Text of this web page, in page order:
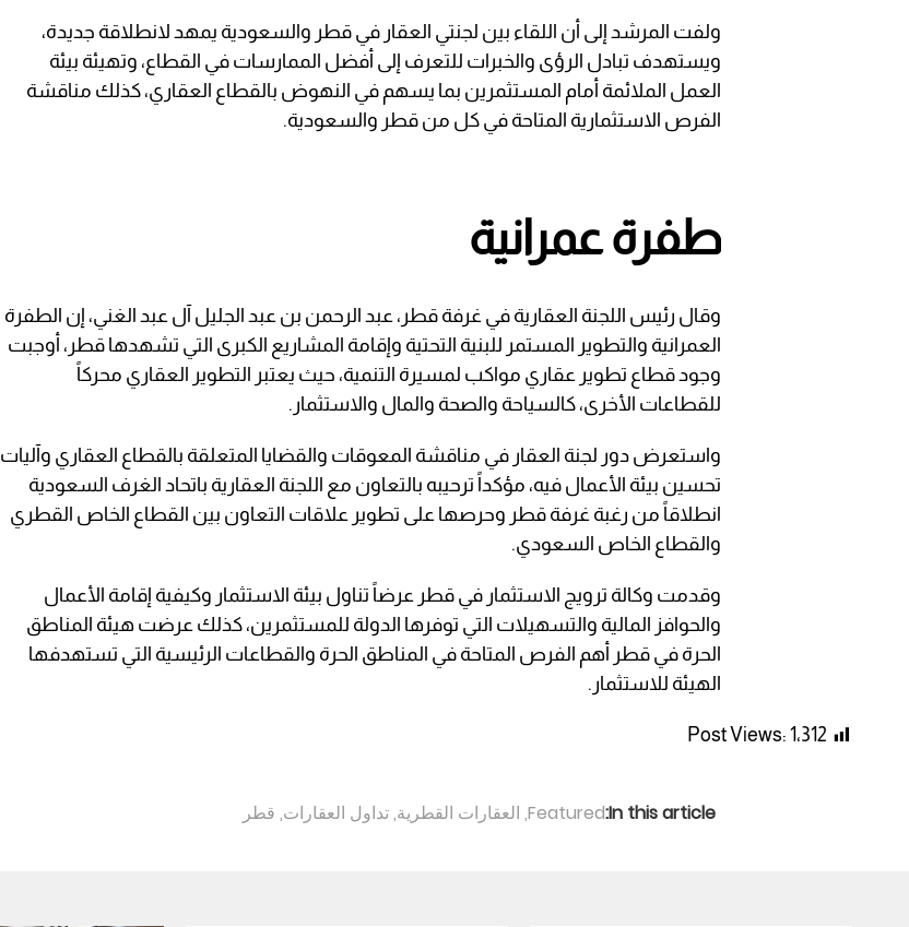
ولفت المرشد إلى أن اللقاء بين لجنتي العقار في قطر والسعودية يمهد لانطلاقة جديدة،
ويستهدف تبادل الرؤى والخبرات للتعرف إلى أفضل الممارسات في القطاع، وتهيئة بيئة
العمل الملائمة أمام المستثمرين بما يسهم في النهوض بالقطاع العقاري، كذلك مناقشة
الفرص الاستثمارية المتاحة في كل من قطر والسعودية.
طفرة عمرانية
وقال رئيس اللجنة العقارية في غرفة قطر، عبد الرحمن بن عبد الجليل آل عبد الغني، إن الطفرة
العمرانية والتطوير المستمر للبنية التحتية وإقامة المشاريع الكبرى التي تشهدها قطر، أوجبت
وجود قطاع تطوير عقاري مواكب لمسيرة التنمية، حيث يعتبر التطوير العقاري محركاً
للقطاعات الأخرى، كالسياحة والصحة والمال والاستثمار.
واستعرض دور لجنة العقار في مناقشة المعوقات والقضايا المتعلقة بالقطاع العقاري وآليات
تحسين بيئة الأعمال فيه، مؤكداً ترحيبه بالتعاون مع اللجنة العقارية باتحاد الغرف السعودية
انطلاقاً من رغبة غرفة قطر وحرصها على تطوير علاقات التعاون بين القطاع الخاص القطري
والقطاع الخاص السعودي.
وقدمت وكالة ترويج الاستثمار في قطر عرضاً تناول بيئة الاستثمار وكيفية إقامة الأعمال
والحوافز المالية والتسهيلات التي توفرها الدولة للمستثمرين، كذلك عرضت هيئة المناطق
الحرة في قطر أهم الفرص المتاحة في المناطق الحرة والقطاعات الرئيسية التي تستهدفها
الهيئة للاستثمار.
Post Views: 1٬312
In this article:
Featured
, العقارات القطرية,تداول العقارات, قطر